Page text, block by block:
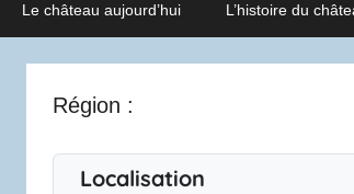
Le château aujourd’hui L’histoire du
Région :
Localisation